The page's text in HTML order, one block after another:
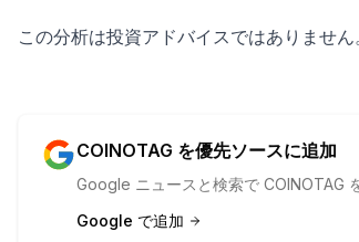
この分析は投資アドバイスではありません
COINOTAG を優先ソースに追加
Google ニュースと検索で COINOTAG
Google で追加